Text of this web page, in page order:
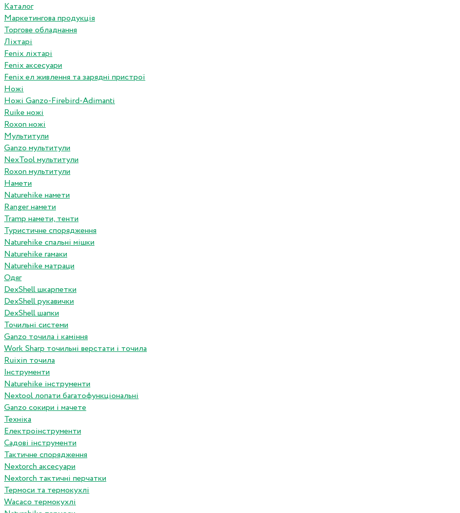
Каталог
Маркетингова продукція
Торгове обладнання
Ліхтарі
Fenix ліхтарі
Fenix аксесуари
Fenix ел живлення та зарядні пристрої
Ножі
Ножі Ganzo-Firebird-Adimanti
Ruike ножі
Roxon ножi
Мультитули
Ganzo мультитули
NexTool мультитули
Roxon мультитули
Намети
Naturehike намети
Ranger намети
Tramp намети, тенти
Туристичне спорядження
Naturehike спальні мішки
Naturehike гамаки
Naturehike матраци
Одяг
DexShell шкарпетки
DexShell рукавички
DexShell шапки
Точильні системи
Ganzo точила і каміння
Work Sharp точильні верстати і точила
Ruixin точила
Інструменти
Naturehike інструменти
Nextool лопати багатофункціональні
Ganzo сокири і мачете
Техніка
Електроінструменти
Садові інструменти
Тактичне спорядження
Nextorch аксесуари
Nextorch тактичні перчатки
Термоси та термокухлі
Wacaco термокухлі